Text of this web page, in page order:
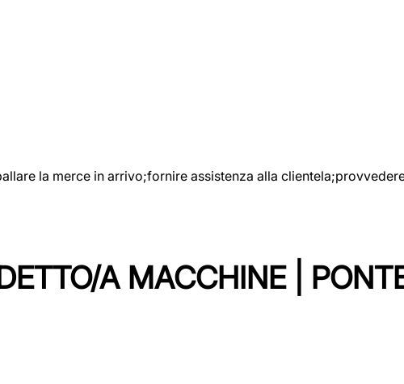
la merce in arrivo;fornire assistenza alla
A MACCHINE |